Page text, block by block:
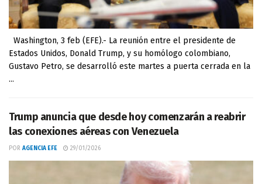
Washington, 3 feb (EFE).- La reunión entre el presidente de
Estados Unidos, Donald Trump, y su homólogo colombiano,
Gustavo Petro, se desarrolló este martes a puerta cerrada en la
...
Trump anuncia que desde hoy comenzarán a reabrir
las conexiones aéreas con Venezuela
POR AGENCIA EFE 29/01/2026